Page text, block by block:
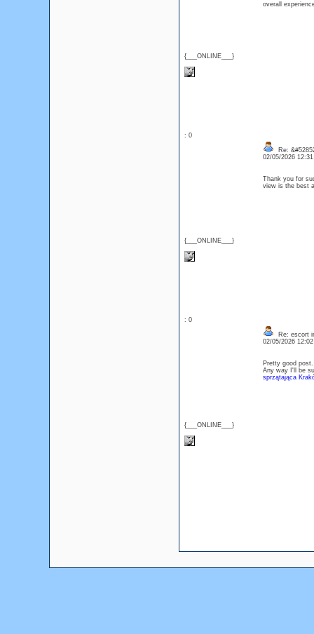
{___ONLINE___}
overall
: 0
{___ONLINE___}
Re:
02/05/2026
Thank you for
view is the
: 0
{___ONLINE___}
Re: escort
02/05/2026
Pretty good
Any way I'll be
sprzątająca